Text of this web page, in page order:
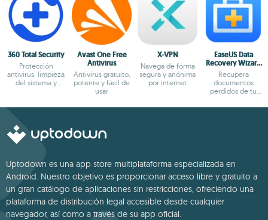
360 Total Security
Protección
antivirus, limpieza
del sistema y
Avast One Free
Antivirus
Antivirus gratuito,
potente y fácil de
usar
X-VPN
Navega de forma
segura y anónima
por internet
EaseUS Data
Recovery Wizard
Free
Recupera
documentos
perdidos de tu
Uptodown es una app store multiplataforma especializada en
Android. Nuestro objetivo es proporcionar acceso libre y gratuito a
un gran catálogo de aplicaciones sin restricciones, ofreciendo una
plataforma de distribución legal accesible desde cualquier
navegador, así como a través de su app oficial.